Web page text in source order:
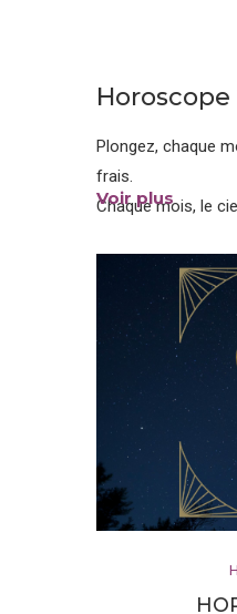
Plongez, chaque
frais.
Chaque mois, le
c’est là que notre
Que vous soyez
gratuites se
explorant les
décisions, vos
Peu importe si
signe du
gratuit chaque
Préparez-vous à
Voir plus